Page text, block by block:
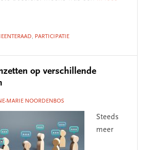
, PARTICIPATIE
op verschillende
MARIE NOORDENBOS
Steeds
meer